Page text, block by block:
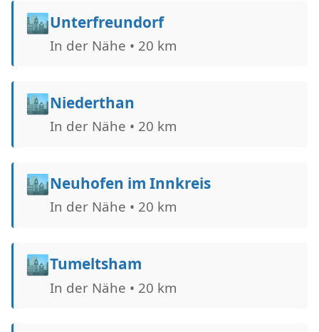
🏙️Unterfreundorf
In der Nähe • 20 km
🏙️Niederthan
In der Nähe • 20 km
🏙️Neuhofen im Innkreis
In der Nähe • 20 km
🏙️Tumeltsham
In der Nähe • 20 km